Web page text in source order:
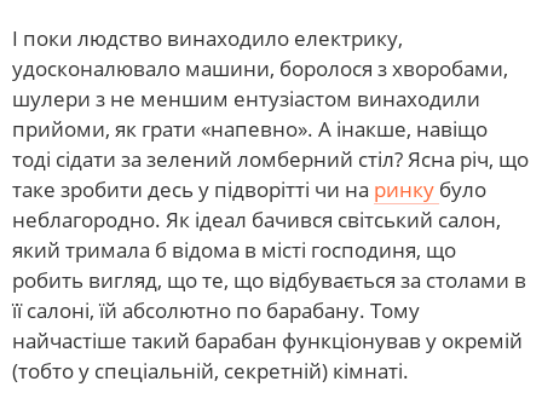
І поки людство винаходило електрику,
удосконалювало машини, боролося з хворобами,
шулери з не меншим ентузіастом винаходили
прийоми, як грати «напевно». А інакше, навіщо
тоді сідати за зелений ломберний стіл? Ясна річ, що
таке зробити десь у підворітті чи на ринку було
неблагородно. Як ідеал бачився світський салон,
який тримала б відома в місті господиня, що
робить вигляд, що те, що відбувається за столами в
її салоні, їй абсолютно по барабану. Тому
найчастіше такий барабан функціонував у окремій
(тобто у спеціальній, секретній) кімнаті.